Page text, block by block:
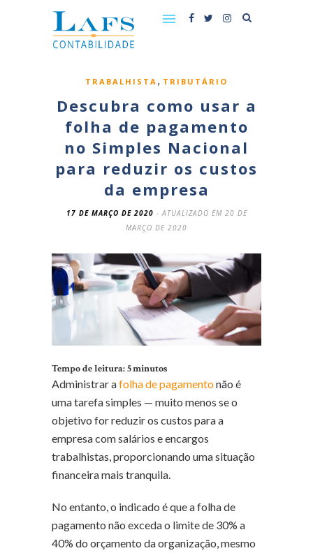
TRABALHISTA , TRIBUTÁRIO
Descubra como usar a
folha de pagamento
no Simples Nacional
para reduzir os custos
da empresa
17 DE MARÇO DE 2020 - ATUALIZADO EM 20 DE
MARÇO DE 2020
Tempo de leitura:5minutos
Administrar afolha de pagamentonão é
uma tarefa simples — muito menos se o
objetivo for reduzir os custos para a
empresa com salários e encargos
trabalhistas, proporcionando uma situação
financeira mais tranquila.
No entanto, o indicado é que a folha de
pagamento não exceda o limite de 30% a
40% do orçamento da organização, mesmo